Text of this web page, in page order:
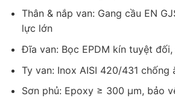
Thân & nắp van: Gang cầu EN
lực lớn
Đĩa van: Bọc EPDM kín tuyệt
Ty van: Inox AISI 420/431 chống
Sơn phủ: Epoxy ≥ 300 µm, bảo